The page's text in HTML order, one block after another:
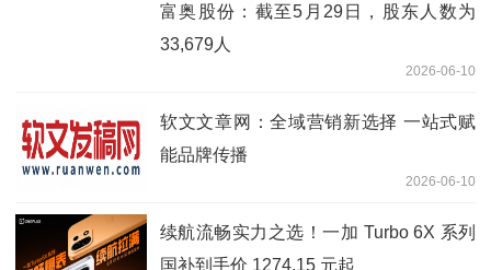
富奥股份：截至5月29日，股东人数为
33,679人
2026-06-10
软文文章网：全域营销新选择 一站式赋
能品牌传播
2026-06-10
续航流畅实力之选！一加 Turbo 6X 系列
国补到手价 1274.15 元起